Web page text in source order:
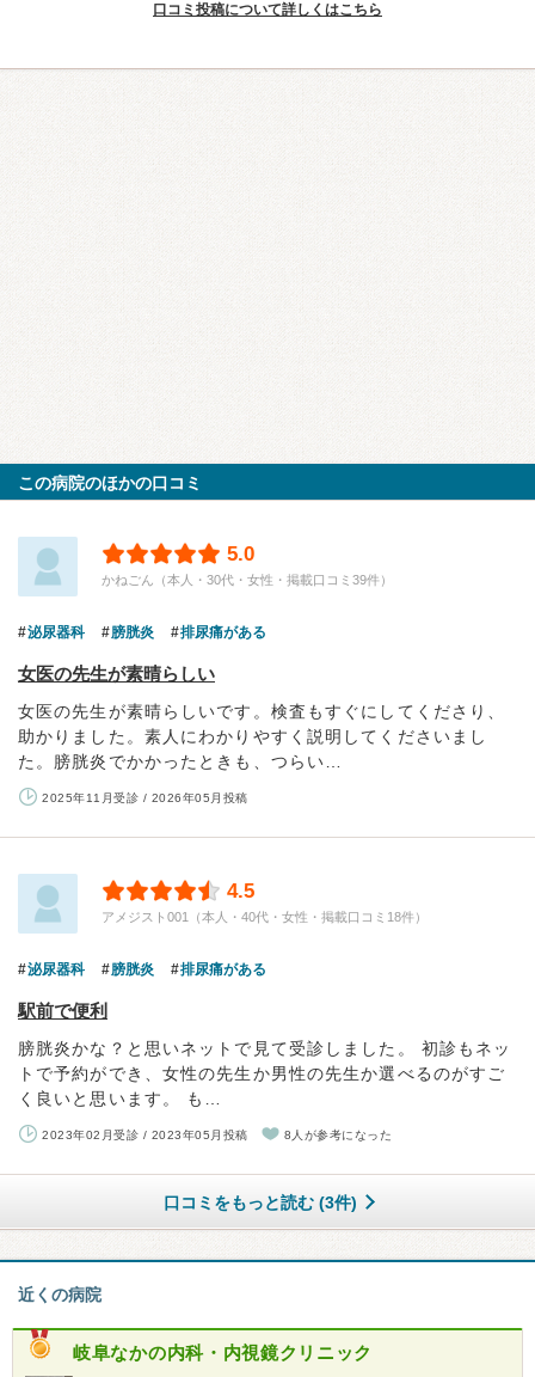
口コミ投稿について詳しくはこちら
この病院のほかの口コミ
5.0
かねごん（本人・30代・女性・掲載口コミ39件）
泌尿器科 膀胱炎 排尿痛がある
女医の先生が素晴らしい
女医の先生が素晴らしいです。検査もすぐにしてくださり、
助かりました。素人にわかりやすく説明してくださいまし
た。膀胱炎でかかったときも、つらい…
2025年11月受診 / 2026年05月投稿
4.5
アメジスト001（本人・40代・女性・掲載口コミ18件）
泌尿器科 膀胱炎 排尿痛がある
駅前で便利
膀胱炎かな？と思いネットで見て受診しました。 初診もネッ
トで予約ができ、女性の先生か男性の先生か選べるのがすご
く良いと思います。 も…
2023年02月受診 / 2023年05月投稿 8人が参考になった
口コミをもっと読む (3件)
近くの病院
岐阜なかの内科・内視鏡クリニック